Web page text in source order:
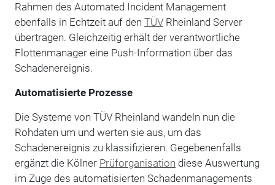
Rahmen des Automated Incident Management
ebenfalls in Echtzeit auf den TÜVRheinland Server
übertragen. Gleichzeitig erhält der verantwortliche
Flottenmanager eine Push-Information über das
Schadenereignis.
Automatisierte Prozesse
Die Systeme von TÜV Rheinland wandeln nun die
Rohdaten um und werten sie aus, um das
Schadenereignis zu klassifizieren. Gegebenenfalls
ergänzt die Kölner Prüforganisation diese Auswertung
im Zuge des automatisierten Schadenmanagements